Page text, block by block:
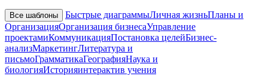
Все шаблоны Быстрые диаграммыЛичная жизньПланы и
ОрганизацияОрганизация бизнесаУправление
проектамиКоммуникацияПостановка целейБизнес-
анализМаркетингЛитература и
письмоГрамматикаГеографияНаука и
биологияИсторияинтерактив учения